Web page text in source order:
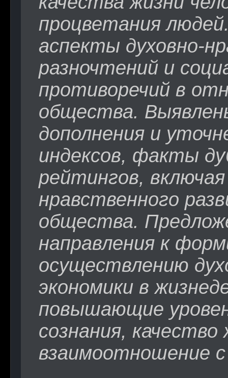
процветания
аспекты духовно-
разночтений и
противоречий в
общества.
дополнения и
индексов, факты
рейтингов,
нравственного
общества.
направления к
осуществлению
экономики в
повышающие
сознания,
взаимоотношение